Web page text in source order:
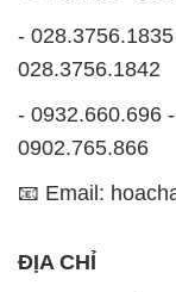
-
028.3756.1842
- 0932.660.696
0902.765.866
📧 Email:
ĐỊA CHỈ